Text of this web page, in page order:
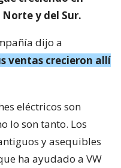
y del Sur.
dijo a
ventas crecieron allí
eléctricos son
lo son tanto. Los
y asequibles
ha ayudado a VW